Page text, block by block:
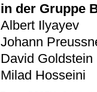
in der Gruppe
Albert Ilyayev
Johann
David Goldstein
Milad Hosseini